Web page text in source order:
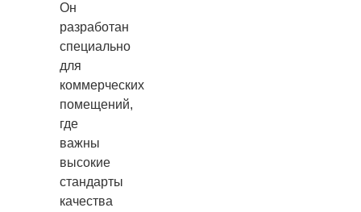
Он
разработан
специально
для
коммерческих
помещений,
где
важны
высокие
стандарты
качества